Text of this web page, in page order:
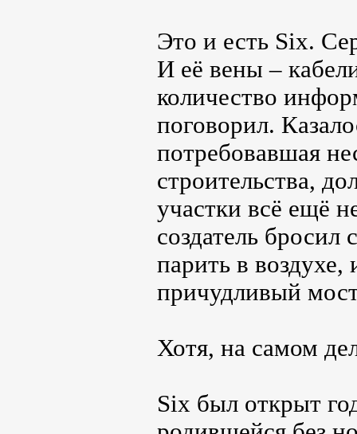
Это и есть Six.
И её вены –
количество
поговорил.
потребовавшая
строительства,
участки всё ещё
создатель бросил
парить в воздухе,
причудливый
Хотя, на самом
Six был открыт